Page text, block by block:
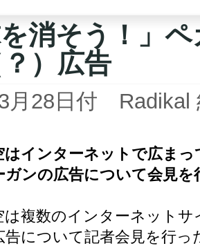
を消そう！」
）広告
月28日付 Radikal
インターネットで広ま
ガンの広告について会見を
は複数のインターネット
告について記者会見を行っ